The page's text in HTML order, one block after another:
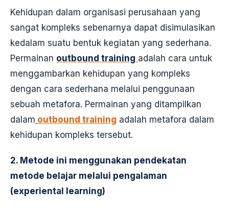
Kehidupan dalam organisasi perusahaan yang
sangat kompleks sebenarnya dapat disimulasikan
kedalam suatu bentuk kegiatan yang sederhana.
Permainan outbound training adalah cara untuk
menggambarkan kehidupan yang kompleks
dengan cara sederhana melalui penggunaan
sebuah metafora. Permainan yang ditampilkan
dalam outbound training adalah metafora dalam
kehidupan kompleks tersebut.
2. Metode ini menggunakan pendekatan
metode belajar melalui pengalaman
(experiental learning)